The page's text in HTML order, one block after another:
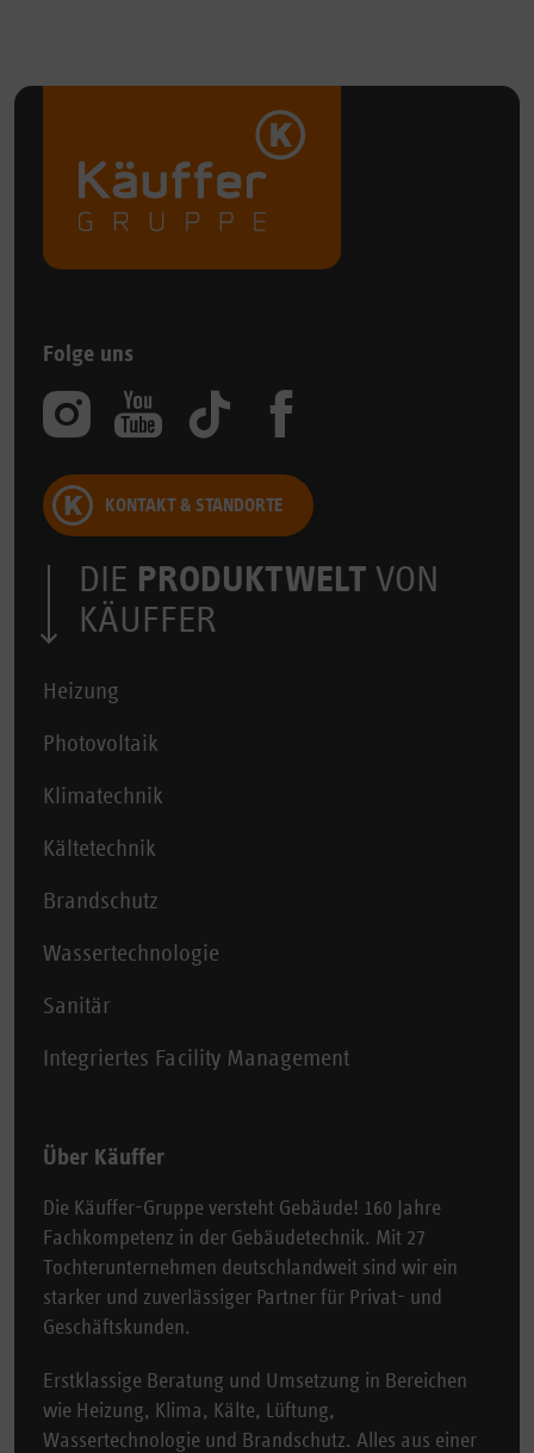
Folge uns
KONTAKT & STANDORTE
DIE PRODUKTWELT VON
KÄUFFER
Heizung
Photovoltaik
Klimatechnik
Kältetechnik
Brandschutz
Wassertechnologie
Sanitär
Integriertes Facility Management
Über Käuffer
Die Käuffer-Gruppe versteht Gebäude! 160 Jahre
Fachkompetenz in der Gebäudetechnik. Mit 27
Tochterunternehmen deutschlandweit sind wir ein
starker und zuverlässiger Partner für Privat- und
Geschäftskunden.
Erstklassige Beratung und Umsetzung in Bereichen
wie Heizung, Klima, Kälte, Lüftung,
Wassertechnologie und Brandschutz. Alles aus einer